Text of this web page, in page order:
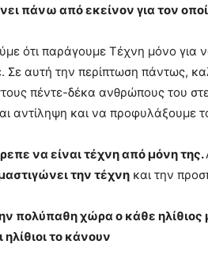
πάνω από εκείνον για τον
ότι παράγουμε Τέχνη μόνο για
Σε αυτή την περίπτωση πάντως,
πέντε-δέκα ανθρώπους του
αντίληψη και να προφυλάξουμε
να είναι τέχνη από μόνη της.
την τέχνη και την
πολύπαθη χώρα ο κάθε ηλίθιος
ηλίθιοι το κάνουν